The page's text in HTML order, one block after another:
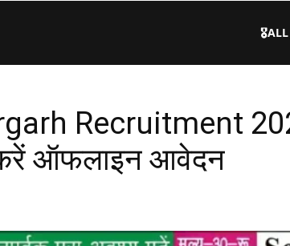
🎖️ALL
Recruitment
करें ऑफलाइन आवेदन